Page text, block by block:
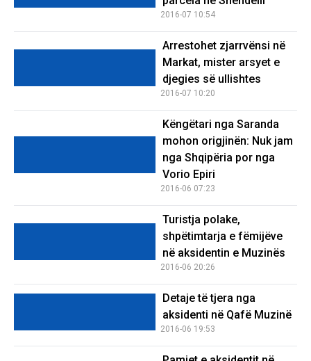
2016-07 10:54
Arrestohet zjarrvënsi në
Markat, mister arsyet e
djegies së ullishtes
2016-07 10:20
Këngëtari nga Saranda
mohon origjinën: Nuk jam
nga Shqipëria por nga
Vorio Epiri
2016-06 07:23
Turistja polake,
shpëtimtarja e fëmijëve
në aksidentin e Muzinës
2016-06 20:26
Detaje të tjera nga
aksidenti në Qafë Muzinë
2016-06 19:53